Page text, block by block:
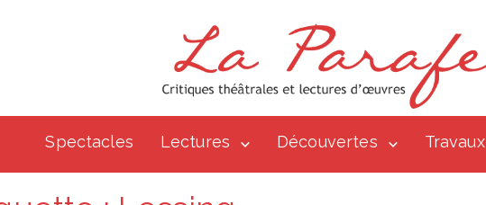
Spectacles Lectures Découvertes Travaux